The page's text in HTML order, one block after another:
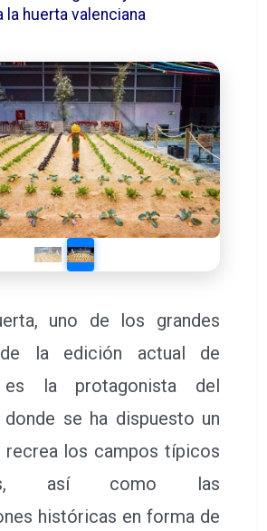
la huerta valenciana
uno de los grandes
la edición actual de
es la protagonista del
se ha dispuesto un
recrea los campos típicos
así como las
históricas en forma de